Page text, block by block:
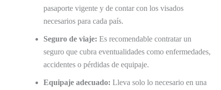
pasaporte vigente y de contar con los visados
necesarios para cada país.
Seguro de viaje: Es recomendable contratar un
seguro que cubra eventualidades como enfermedades,
accidentes o pérdidas de equipaje.
Equipaje adecuado: Lleva solo lo necesario en una